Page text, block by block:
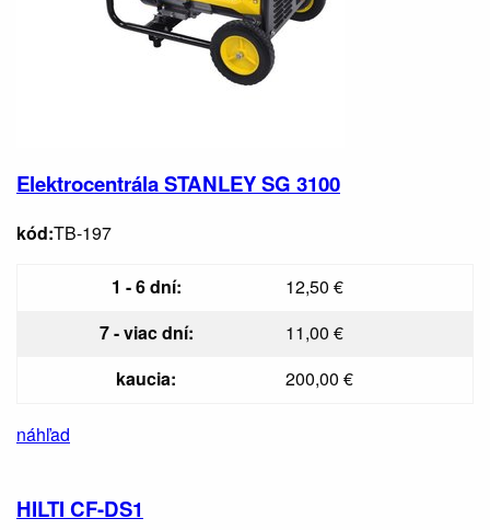
Elektrocentrála STANLEY SG 3100
kód:TB-197
1 - 6 dní:
12,50 €
7 - viac dní:
11,00 €
kaucia:
200,00 €
náhľad
HILTI CF-DS1